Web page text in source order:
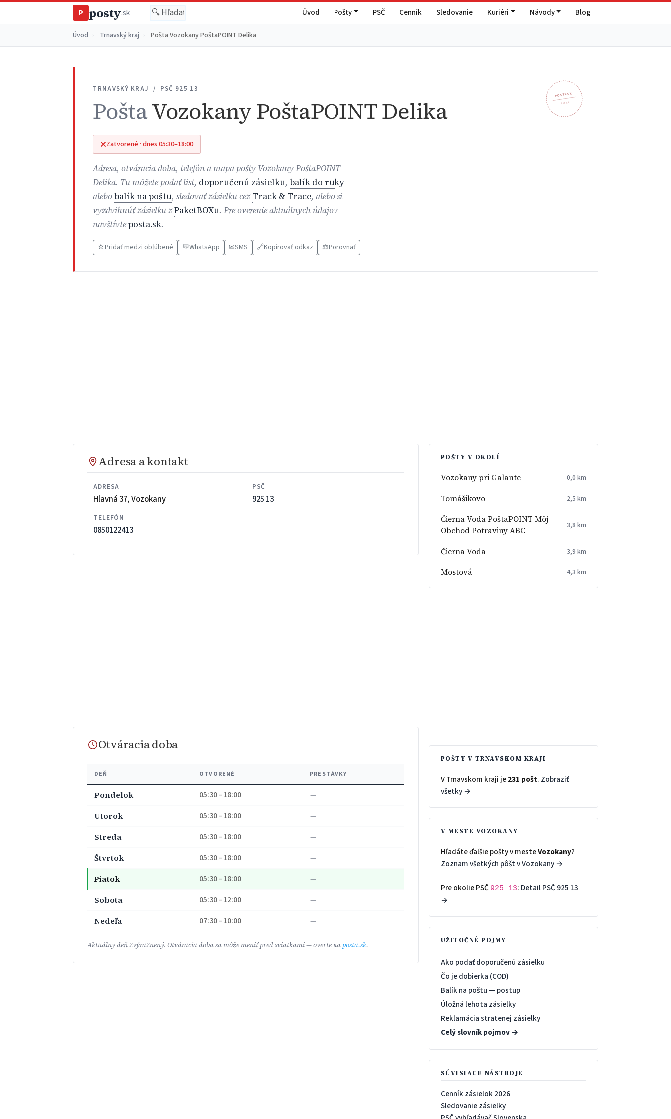
P posty.sk Úvod Pošty PSČ Cenník Sledovanie Kuriéri Návody Blog
Úvod Trnavský kraj Pošta Vozokany PoštaPOINT Delika
POSTY.SK
925 13
TRNAVSKÝ KRAJ / PSČ 925 13
PoštaVozokany PoštaPOINT Delika
Zatvorené · dnes 05:30–18:00
Adresa, otváracia doba, telefón a mapa pošty Vozokany PoštaPOINT
Delika. Tu môžete podať list, doporučenú zásielku,balík do ruky
alebobalík na poštu, sledovať zásielku cezTrack & Trace, alebo si
vyzdvihnúť zásielku zPaketBOXu. Pre overenie aktuálnych údajov
navštívteposta.sk.
☆Pridať medzi obľúbené 💬WhatsApp ✉SMS 🔗Kopírovať odkaz ⚖️Porovnať
Adresa a kontakt
ADRESA
Hlavná 37, Vozokany
PSČ
925 13
TELEFÓN
0850122413
Otváracia doba
DEŇ OTVORENÉ PRESTÁVKY
Pondelok 05:30 – 18:00
—
Utorok
05:30 – 18:00
—
Streda
05:30 – 18:00
—
Štvrtok
05:30 – 18:00
—
Piatok
05:30 – 18:00
—
Sobota
05:30 – 12:00
—
Nedeľa
07:30 – 10:00 —
Aktuálny deň zvýraznený. Otváracia doba sa môže meniť pred sviatkami — overte na posta.sk.
POŠTY V OKOLÍ
Vozokany pri Galante 0,0 km
Tomášikovo 2,5 km
Čierna Voda PoštaPOINT Môj
Obchod Potraviny ABC
3,8 km
Čierna Voda 3,9 km
Mostová 4,3 km
POŠTY V TRNAVSKOM KRAJI
V Trnavskom kraji je231 pošt. Zobraziť
všetky →
V MESTE VOZOKANY
Hľadáte ďalšie pošty v mesteVozokany?
Zoznam všetkých pôšt v Vozokany →
Pre okolie PSČ 925 13: Detail PSČ 925 13
→
UŽITOČNÉ POJMY
Ako podať doporučenú zásielku
Čo je dobierka (COD)
Balík na poštu — postup
Úložná lehota zásielky
Reklamácia stratenej zásielky
Celý slovník pojmov →
SÚVISIACE NÁSTROJE
Cenník zásielok 2026
Sledovanie zásielky